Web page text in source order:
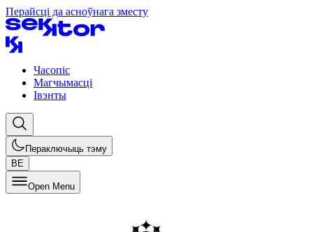
Перайсці да асноўнага зместу
Часопіс
Магчымасці
Івэнты
Пераключыць тэму
BE
Open Menu